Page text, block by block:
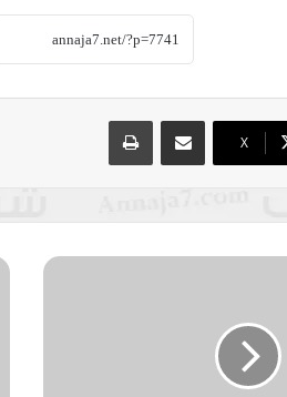
‫X
مشاركة عبر البريد طباعة